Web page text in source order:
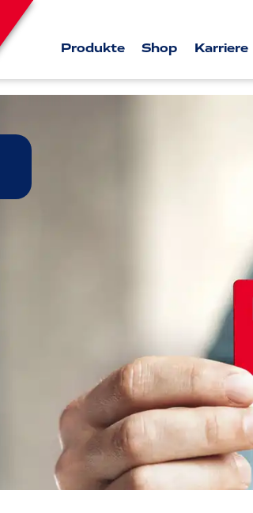
Produkte Shop Karriere